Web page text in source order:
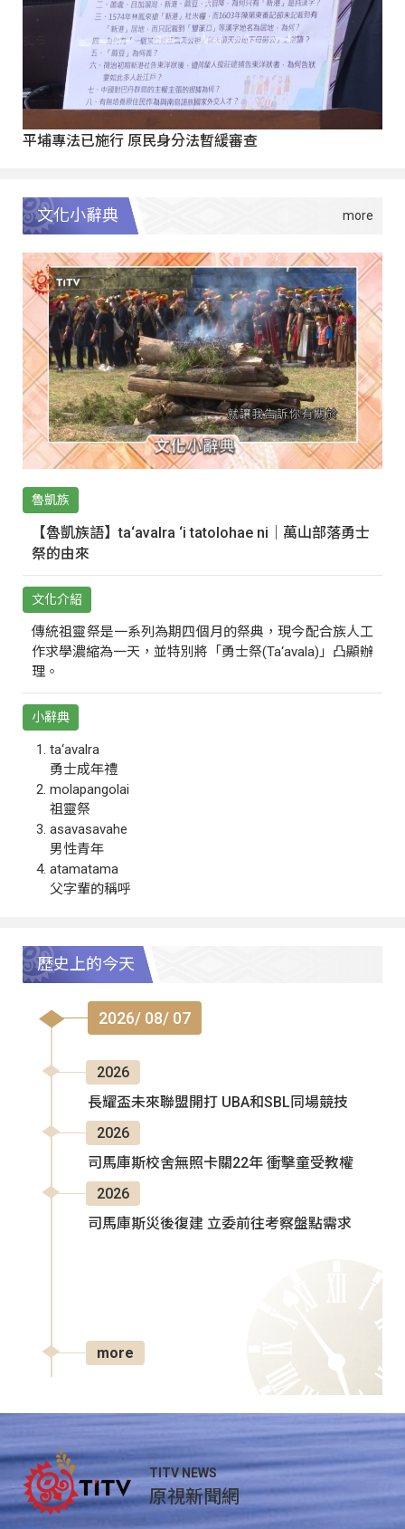
平埔專法已施行 原民身分法暫緩審查
文化小辭典
魯凱族
【魯凱族語】ta‘avalra ‘i tatolohae ni｜萬山部落勇士
祭的由來
文化介紹
傳統祖靈祭是一系列為期四個月的祭典，現今配合族人工
作求學濃縮為一天，並特別將「勇士祭(Ta‘avala)」凸顯辦
理。
小辭典
ta‘avalra
勇士成年禮
molapangolai
祖靈祭
asavasavahe
男性青年
atamatama
父字輩的稱呼
歷史上的今天
2026/ 08/ 07
2026
長耀盃未來聯盟開打 UBA和SBL同場競技
2026
司馬庫斯校舍無照卡關22年 衝擊童受教權
2026
司馬庫斯災後復建 立委前往考察盤點需求
more
TITV NEWS
原視新聞網